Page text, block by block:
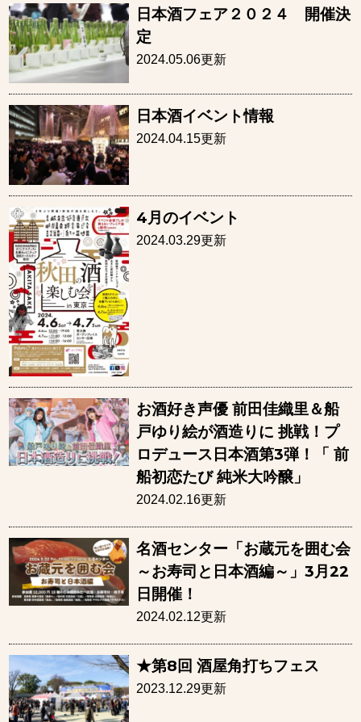
日本酒フェア２０２４ 開催決
定
2024.05.06更新
日本酒イベント情報
2024.04.15更新
4月のイベント
2024.03.29更新
お酒好き声優 前田佳織里＆船
戸ゆり絵が酒造りに 挑戦！プ
ロデュース日本酒第3弾！「 前
船初恋たび 純米大吟醸」
2024.02.16更新
名酒センター「お蔵元を囲む会
～お寿司と日本酒編～」3月22
日開催！
2024.02.12更新
★第8回 酒屋角打ちフェス
2023.12.29更新